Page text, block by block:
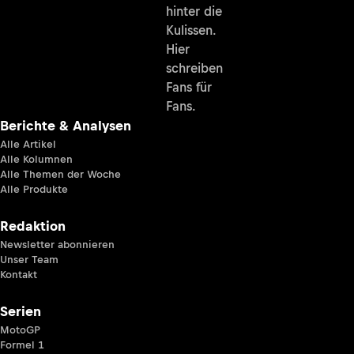
hinter die
Kulissen.
Hier
schreiben
Fans für
Fans.
Berichte & Analysen
Alle Artikel
Alle Kolumnen
Alle Themen der Woche
Alle Produkte
Redaktion
Newsletter abonnieren
Unser Team
Kontakt
Serien
MotoGP
Formel 1